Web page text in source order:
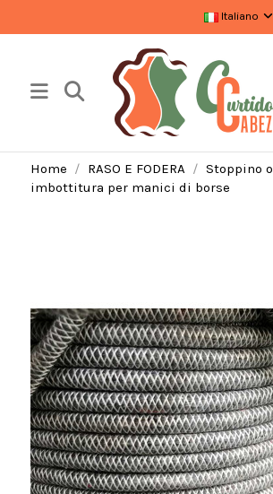
Italiano
Home RASO E FODERA
Stoppino o
imbottitura per manici di borse